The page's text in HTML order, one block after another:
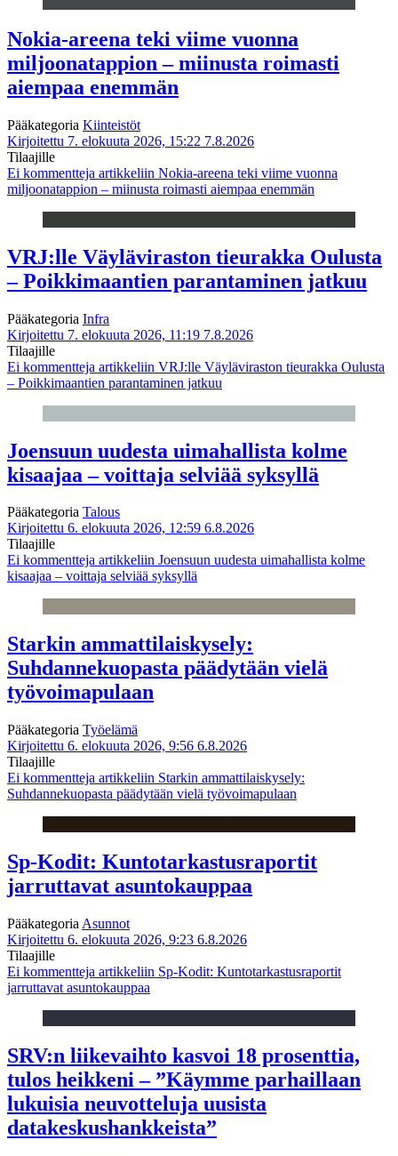
Nokia-areena teki viime vuonna
miljoonatappion – miinusta roimasti
aiempaa enemmän
Pääkategoria Kiinteistöt
Kirjoitettu 7. elokuuta 2026, 15:22 7.8.2026
Tilaajille
Ei kommentteja artikkeliin Nokia-areena teki viime vuonna
miljoonatappion – miinusta roimasti aiempaa enemmän
VRJ:lle Väyläviraston tieurakka Oulusta
– Poikkimaantien parantaminen jatkuu
Pääkategoria Infra
Kirjoitettu 7. elokuuta 2026, 11:19 7.8.2026
Tilaajille
Ei kommentteja artikkeliin VRJ:lle Väyläviraston tieurakka Oulusta
– Poikkimaantien parantaminen jatkuu
Joensuun uudesta uimahallista kolme
kisaajaa – voittaja selviää syksyllä
Pääkategoria Talous
Kirjoitettu 6. elokuuta 2026, 12:59 6.8.2026
Tilaajille
Ei kommentteja artikkeliin Joensuun uudesta uimahallista kolme
kisaajaa – voittaja selviää syksyllä
Starkin ammattilaiskysely:
Suhdannekuopasta päädytään vielä
työvoimapulaan
Pääkategoria Työelämä
Kirjoitettu 6. elokuuta 2026, 9:56 6.8.2026
Tilaajille
Ei kommentteja artikkeliin Starkin ammattilaiskysely:
Suhdannekuopasta päädytään vielä työvoimapulaan
Sp-Kodit: Kuntotarkastusraportit
jarruttavat asuntokauppaa
Pääkategoria Asunnot
Kirjoitettu 6. elokuuta 2026, 9:23 6.8.2026
Tilaajille
Ei kommentteja artikkeliin Sp-Kodit: Kuntotarkastusraportit
jarruttavat asuntokauppaa
SRV:n liikevaihto kasvoi 18 prosenttia,
tulos heikkeni – ”Käymme parhaillaan
lukuisia neuvotteluja uusista
datakeskushankkeista”